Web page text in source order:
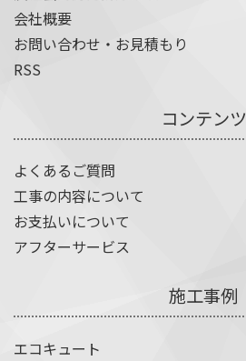
会社概要
お問い合わせ・お見積もり
RSS
コンテンツ
よくあるご質問
工事の内容について
お支払いについて
アフターサービス
施工事例
エコキュート